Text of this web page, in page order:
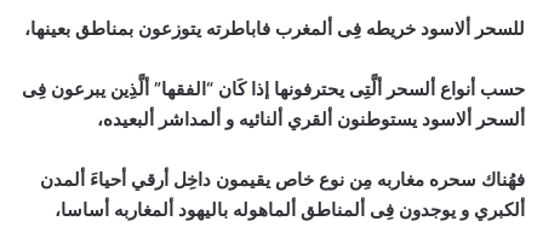
للسحر ألاسود خريطه فِى ألمغرب فاباطرته يتوزعون بمناطق بعينها،
حسب أنواع ألسحر ألَّتِى يحترفونها إذا كَان “الفقها” ألَّذِين يبرعون فِى
ألسحر ألاسود يستوطنون ألقري ألنائيه و ألمداشر ألبعيده،
فهُناك سحره مغاربه مِن نوع خاص يقيمون داخِل أرقي أحياءَ ألمدن
ألكبري و يوجدون فِى ألمناطق ألماهوله باليهود ألمغاربه أساسا،